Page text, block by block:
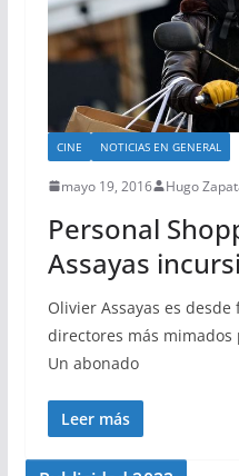
CINE NOTICIAS EN GENERAL
mayo 19, 2016 Hugo
Personal
Assayas
Olivier Assayas es desde
directores más
Un abonado
Leer más